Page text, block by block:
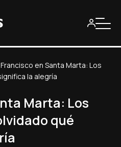
Francisco en Santa Marta: Los
la alegría
Marta: Los
qué